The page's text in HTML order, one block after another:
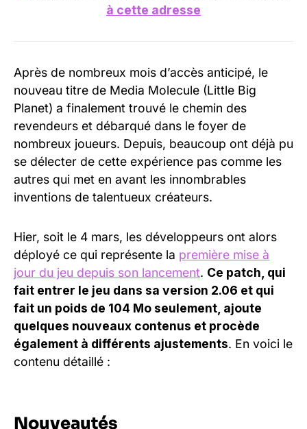
à cette adresse
Après de nombreux mois d’accès anticipé, le
nouveau titre de Media Molecule (Little Big
Planet) a finalement trouvé le chemin des
revendeurs et débarqué dans le foyer de
nombreux joueurs. Depuis, beaucoup ont déjà pu
se délecter de cette expérience pas comme les
autres qui met en avant les innombrables
inventions de talentueux créateurs.
Hier, soit le 4 mars, les développeurs ont alors
déployé ce qui représente la première mise à
jour du jeu depuis son lancement. Ce patch, qui
fait entrer le jeu dans sa version 2.06 et qui
fait un poids de 104 Mo seulement, ajoute
quelques nouveaux contenus et procède
également à différents ajustements. En voici le
contenu détaillé :
Nouveautés